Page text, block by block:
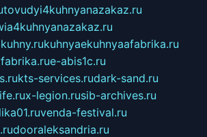
tovudyi4kuhnyanazakaz.ru
kuhnyaekuhnyaafabrika.ru
e-abis1c.ru
kts-services.rudark-sand.ru
x-legion.rusib-archives.ru
venda-festival.ru
dooraleksandria.ru